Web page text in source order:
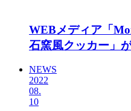
WEBメディア「
石窯風クッカー」
NEWS
2022
08.
10